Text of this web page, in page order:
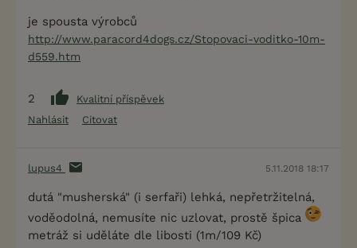
je spousta výrobců
http://www.paracord4dogs.cz/Stopovaci-voditko-10m-
d559.htm
2
Kvalitní příspěvek
Nahlásit
Citovat
lupus4 5.11.2018 18:17
dutá "musherská" (i serfaři) lehká, nepřetržitelná,
voděodolná, nemusíte nic uzlovat, prostě špica
metráž si uděláte dle libosti (1m/109 Kč)